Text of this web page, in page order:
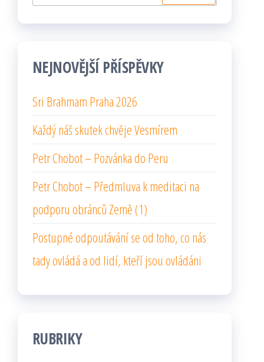
NEJNOVĚJŠÍ PŘÍSPĚVKY
Sri Brahmam Praha 2026
Každý náš skutek chvěje Vesmírem
Petr Chobot – Pozvánka do Peru
Petr Chobot – Předmluva k meditaci na
podporu obránců Země (1)
Postupné odpoutávání se od toho, co nás
tady ovládá a od lidí, kteří jsou ovládáni
RUBRIKY